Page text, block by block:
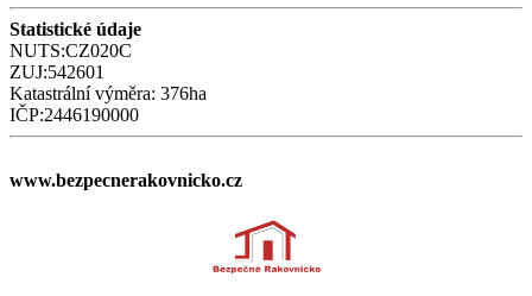
Statistické údaje
NUTS:CZ020C
ZUJ:542601
Katastrální výměra: 376ha
IČP:2446190000
www.bezpecnerakovnicko.cz